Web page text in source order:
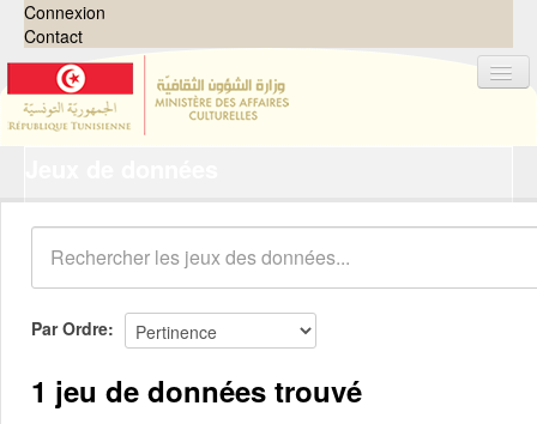
Connexion
Contact
Organisations
Groupes
Demandes 0
À propos
Par Ordre
1 jeu de données trouvé